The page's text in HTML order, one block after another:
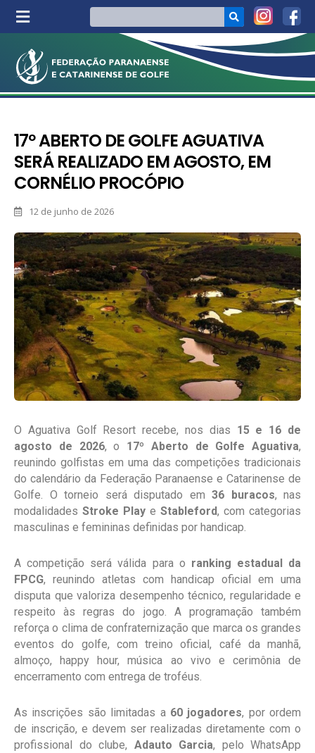
17º ABERTO DE GOLFE AGUATIVA
SERÁ REALIZADO EM AGOSTO, EM
CORNÉLIO PROCÓPIO
12 de junho de 2026
O Aguativa Golf Resort recebe, nos dias 15 e 16 de
agosto de 2026, o 17º Aberto de Golfe Aguativa,
reunindo golfistas em uma das competições tradicionais
do calendário da Federação Paranaense e Catarinense de
Golfe. O torneio será disputado em 36 buracos, nas
modalidades Stroke Play e Stableford, com categorias
masculinas e femininas definidas por handicap.
A competição será válida para o ranking estadual da
FPCG, reunindo atletas com handicap oficial em uma
disputa que valoriza desempenho técnico, regularidade e
respeito às regras do jogo. A programação também
reforça o clima de confraternização que marca os grandes
eventos do golfe, com treino oficial, café da manhã,
almoço, happy hour, música ao vivo e cerimônia de
encerramento com entrega de troféus.
As inscrições são limitadas a 60 jogadores, por ordem
de inscrição, e devem ser realizadas diretamente com o
profissional do clube, Adauto Garcia, pelo WhatsApp